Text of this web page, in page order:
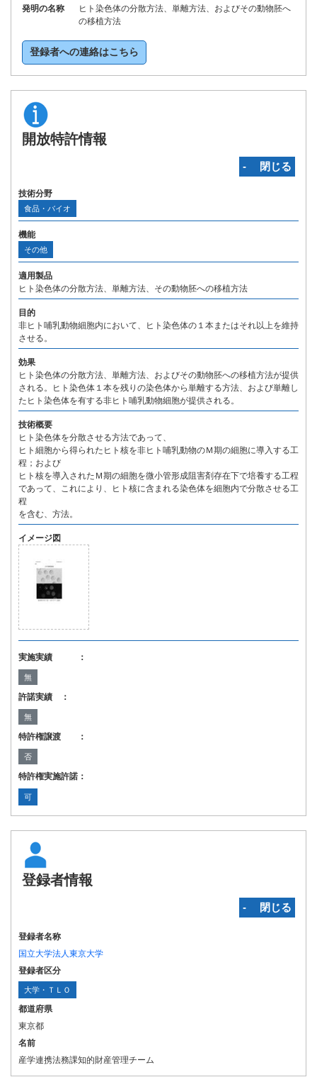
発明の名称
ヒト染色体の分散方法、単離方法、およびその動物胚へ
の移植方法
登録者への連絡はこちら
開放特許情報
‐ 閉じる
技術分野
食品・バイオ
機能
その他
適用製品
ヒト染色体の分散方法、単離方法、その動物胚への移植方法
目的
非ヒト哺乳動物細胞内において、ヒト染色体の１本またはそれ以上を維持
させる。
効果
ヒト染色体の分散方法、単離方法、およびその動物胚への移植方法が提供
される。ヒト染色体１本を残りの染色体から単離する方法、および単離し
たヒト染色体を有する非ヒト哺乳動物細胞が提供される。
技術概要
ヒト染色体を分散させる方法であって、
ヒト細胞から得られたヒト核を非ヒト哺乳動物のＭ期の細胞に導入する工
程；および
ヒト核を導入されたＭ期の細胞を微小管形成阻害剤存在下で培養する工程
であって、これにより、ヒト核に含まれる染色体を細胞内で分散させる工
程
を含む、方法。
イメージ図
実施実績 ：
無
許諾実績 ：
無
特許権譲渡 ：
否
特許権実施許諾：
可
登録者情報
‐ 閉じる
登録者名称
国立大学法人東京大学
登録者区分
大学・ＴＬＯ
都道府県
東京都
名前
産学連携法務課知的財産管理チーム